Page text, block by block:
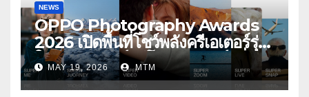
NEWS
OPPO Photography Awards
2026 เปิดพื้นที่โชว์พลังครีเอเตอร์รุ่น
ใหม่ รับเทรนด์วิดีโอคอนเทนต์ เพิ่ม
หมวด “Super Video” ครั้งแรก
MAY 19, 2026 MTM